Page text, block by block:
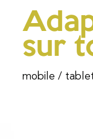
sur
mobile /